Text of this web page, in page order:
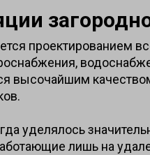
высочайшим
уделялось
лишь на